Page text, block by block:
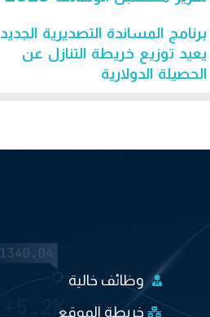
برنامج المساندة التصديرية الجديد
يعيد توزيع خريطة التنازل عن
الحصيلة الدولارية
وظائف خالية
خريطة الموقع